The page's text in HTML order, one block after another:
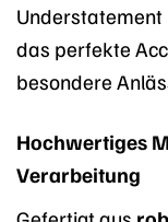
Understatement
das perfekte
besondere
Hochwertiges
Verarbeitung